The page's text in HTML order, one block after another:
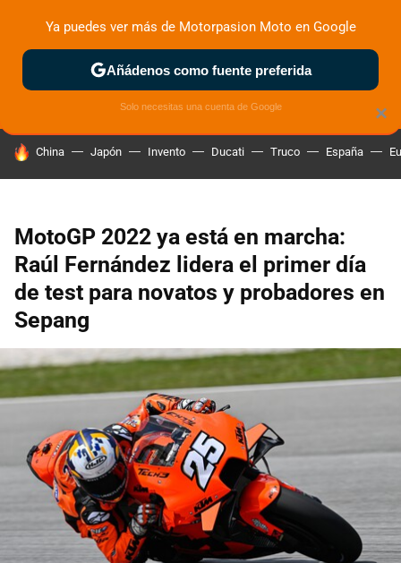
ZONA DE PRUEBAS DEPORTIVAS MOTOS ELÉCTRICAS
HOY SE HABLA DE
China Japón Invento Ducati Truco España
MotoGP 2022 ya está en marcha:
Raúl Fernández lidera el primer día
de test para novatos y probadores en
Sepang
×
Ya puedes ver más de Motorpasion Moto en Google
Añádenos como fuente preferida
Solo necesitas una cuenta de Google